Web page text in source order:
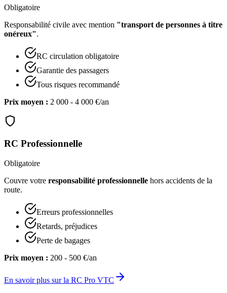
Obligatoire
Responsabilité civile avec mention "transport de personnes à titre
onéreux".
RC circulation obligatoire
Garantie des passagers
Tous risques recommandé
Prix moyen : 2 000 - 4 000 €/an
RC Professionnelle
Obligatoire
Couvre votre responsabilité professionnelle hors accidents de la
route.
Erreurs professionnelles
Retards, préjudices
Perte de bagages
Prix moyen : 200 - 500 €/an
En savoir plus sur la RC Pro VTC